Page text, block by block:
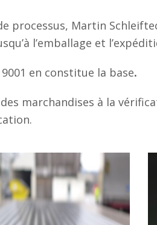
processus, Martin
l’emballage et
en constitue la base.
marchandises à la
de
profilés